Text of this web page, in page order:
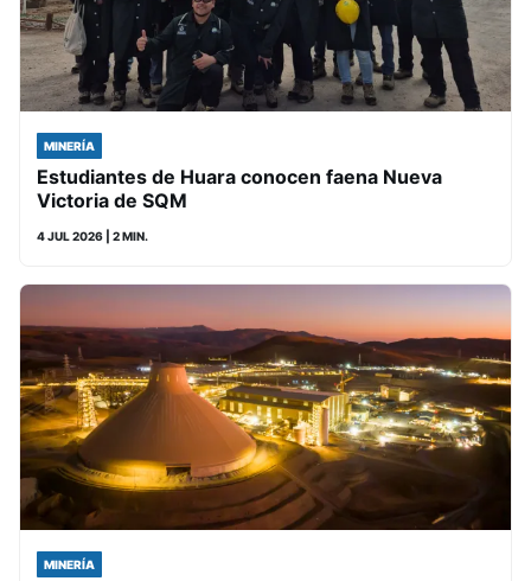
MINERÍA
Estudiantes de Huara conocen faena Nueva
Victoria de SQM
4 JUL 2026 | 2 MIN.
MINERÍA